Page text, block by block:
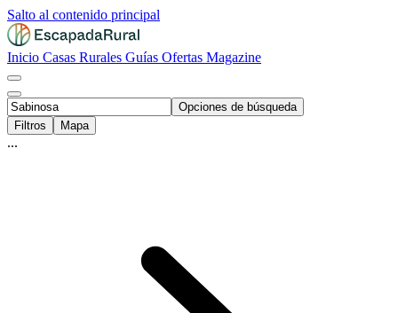
Salto al contenido principal
Inicio Casas Rurales Guías Ofertas Magazine
Opciones de búsqueda
Filtros
Mapa
...